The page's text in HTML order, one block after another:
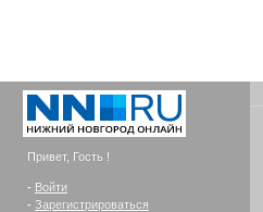
Привет, Гость !
- Войти
- Зарегистрироваться